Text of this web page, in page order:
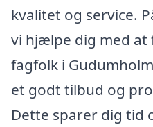
kvalitet og service.
vi hjælpe dig med at
fagfolk i
et godt tilbud og
Dette sparer dig tid